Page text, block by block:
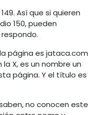
Así que si quieren
150, pueden
página es jataca.com
X, es un nombre un
página. Y el título es
no conocen este